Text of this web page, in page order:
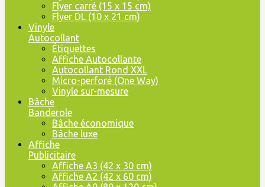
Flyer carré (15 x 15 cm)
Flyer DL (10 x 21 cm)
Vinyle
Autocollant
Étiquettes
Affiche Autocollante
Autocollant Rond XXL
Micro-perforé (One Way)
Vinyle sur-mesure
Bâche
Banderole
Bâche économique
Bâche luxe
Affiche
Publicitaire
Affiche A3 (42 x 30 cm)
Affiche A2 (42 x 60 cm)